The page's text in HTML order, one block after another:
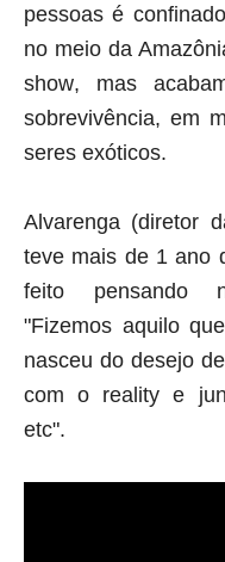
pessoas é
no meio da
show, mas
sobrevivência, em
seres exóticos.
Alvarenga (diretor
teve mais de 1 ano
feito pensando
"Fizemos aquilo
nasceu do desejo
com o reality e
etc".